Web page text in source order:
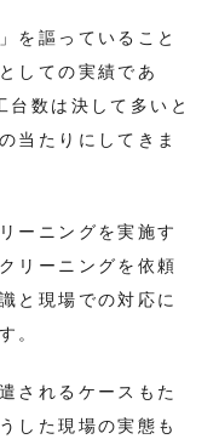
を謳っていること
しての実績であ
台数は決して多いと
当たりにしてきま
ーニングを実施す
リーニングを依頼
と現場での対応に
。
されるケースもた
した現場の実態も